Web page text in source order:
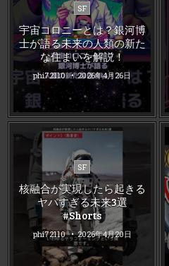
Posted
in
SF
宇宙コロニーとは？銀河博
士が語る未来の人類の新た
な住まいを解説！
phi72110 2026年4月26日
Posted
in
SF
核融合が実現したら起きる
ヤバすぎる未来3選
#Shorts
phi72110 2026年4月20日